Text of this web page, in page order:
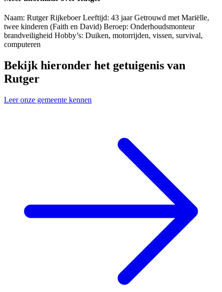
Naam: Rutger Rijkeboer Leeftijd: 43 jaar Getrouwd met Mariëlle,
twee kinderen (Faith en David) Beroep: Onderhoudsmonteur
brandveiligheid Hobby’s: Duiken, motorrijden, vissen, survival,
computeren
Bekijk hieronder het getuigenis van
Rutger
Leer onze gemeente kennen